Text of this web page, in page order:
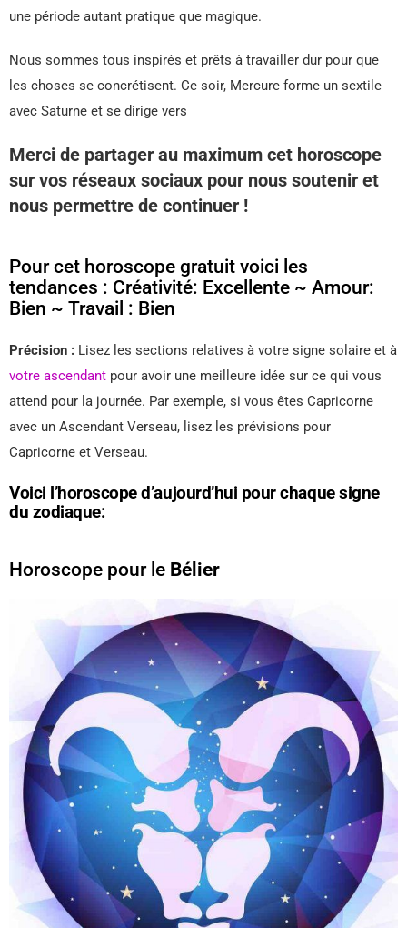
une période autant pratique que magique.
Nous sommes tous inspirés et prêts à travailler dur pour que
les choses se concrétisent. Ce soir, Mercure forme un sextile
avec Saturne et se dirige vers
Merci de partager au maximum cet horoscope
sur vos réseaux sociaux pour nous soutenir et
nous permettre de continuer !
Pour cet horoscope gratuit voici les
tendances : Créativité: Excellente ~ Amour:
Bien ~ Travail : Bien
Précision : Lisez les sections relatives à votre signe solaire et à
votre ascendant pour avoir une meilleure idée sur ce qui vous
attend pour la journée. Par exemple, si vous êtes Capricorne
avec un Ascendant Verseau, lisez les prévisions pour
Capricorne et Verseau.
Voici l’horoscope d’aujourd’hui pour chaque signe
du zodiaque:
Horoscope pour le Bélier